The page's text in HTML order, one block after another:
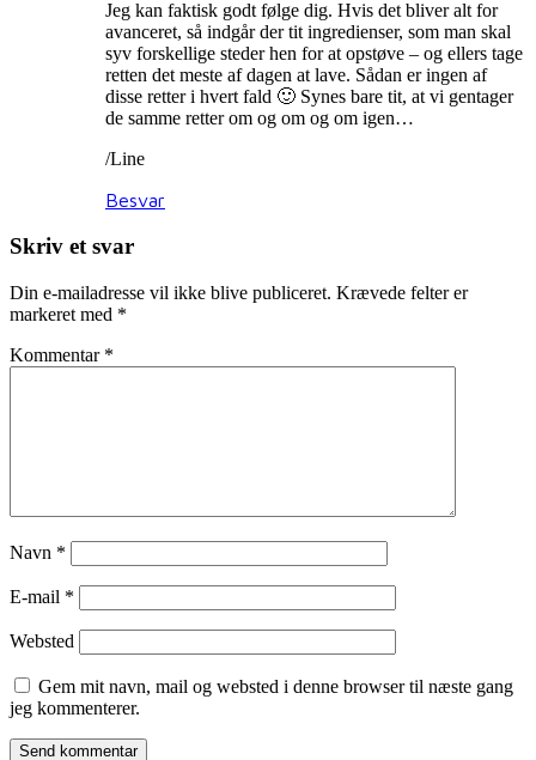
Jeg kan faktisk godt følge dig. Hvis det bliver alt for
avanceret, så indgår der tit ingredienser, som man skal
syv forskellige steder hen for at opstøve – og ellers tage
retten det meste af dagen at lave. Sådan er ingen af
disse retter i hvert fald 🙂 Synes bare tit, at vi gentager
de samme retter om og om og om igen…
/Line
Besvar
Skriv et svar
Din e-mailadresse vil ikke blive publiceret. Krævede felter er
markeret med *
Kommentar *
Navn *
E-mail *
Websted
Gem mit navn, mail og websted i denne browser til næste gang
jeg kommenterer.